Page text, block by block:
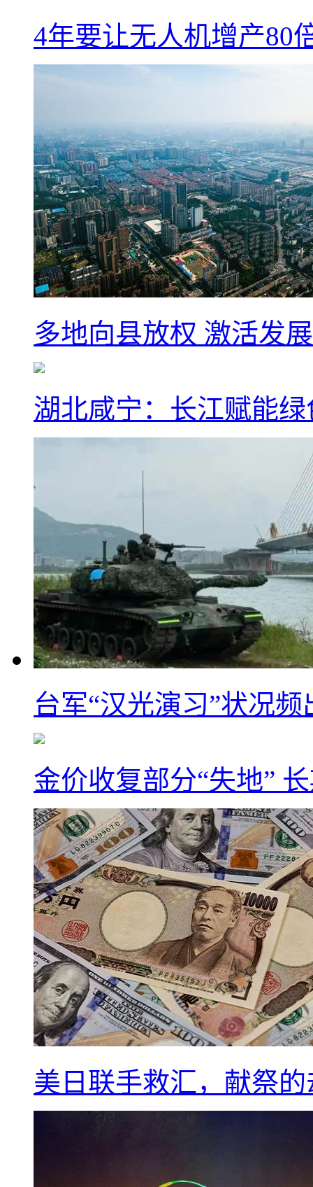
4年要让无人机增产80
多地向县放权 激活发
湖北咸宁：长江赋能
台军“汉光演习”状况
金价收复部分“失地”
美日联手救汇，献祭